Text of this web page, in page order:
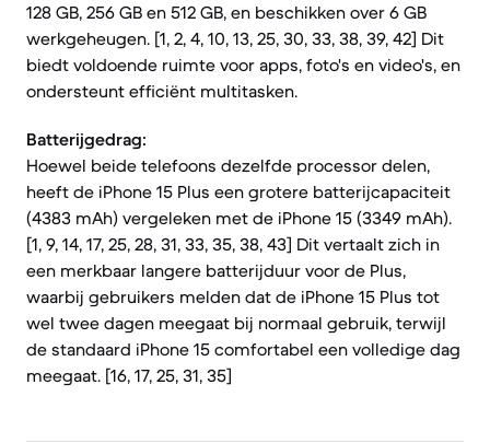
128 GB, 256 GB en 512 GB, en beschikken over 6 GB
werkgeheugen. [1, 2, 4, 10, 13, 25, 30, 33, 38, 39, 42] Dit
biedt voldoende ruimte voor apps, foto's en video's, en
ondersteunt efficiënt multitasken.
Batterijgedrag:
Hoewel beide telefoons dezelfde processor delen,
heeft de iPhone 15 Plus een grotere batterijcapaciteit
(4383 mAh) vergeleken met de iPhone 15 (3349 mAh).
[1, 9, 14, 17, 25, 28, 31, 33, 35, 38, 43] Dit vertaalt zich in
een merkbaar langere batterijduur voor de Plus,
waarbij gebruikers melden dat de iPhone 15 Plus tot
wel twee dagen meegaat bij normaal gebruik, terwijl
de standaard iPhone 15 comfortabel een volledige dag
meegaat. [16, 17, 25, 31, 35]